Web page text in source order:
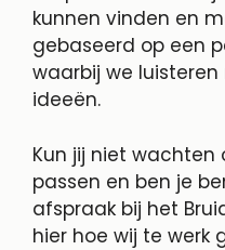
kunnen vinden en
gebaseerd op een
waarbij we
ideeën.
Kun jij niet wachten
passen en ben je
afspraak bij het
hier hoe wij te werk